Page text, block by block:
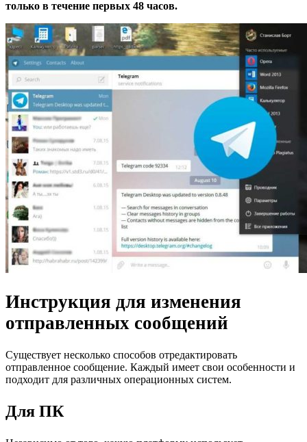
только в течение первых 48 часов.
Инструкция для изменения
отправленных сообщений
Существует несколько способов отредактировать
отправленное сообщение. Каждый имеет свои особенности и
подходит для различных операционных систем.
Для ПК